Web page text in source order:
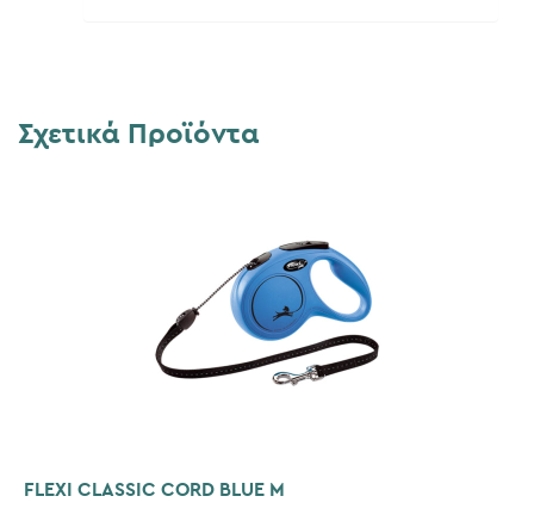
Σχετικά Προϊόντα
FLEXI CLASSIC CORD BLUE M